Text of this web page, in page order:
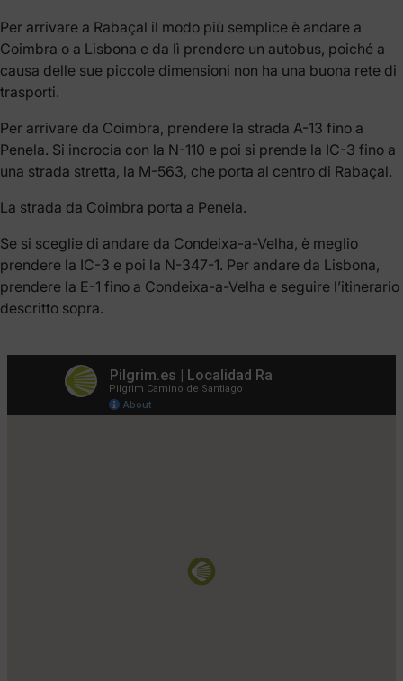
Per arrivare a Rabaçal il modo più semplice è andare a
Coimbra o a Lisbona e da lì prendere un autobus, poiché a
causa delle sue piccole dimensioni non ha una buona rete di
trasporti.
Per arrivare da Coimbra, prendere la strada A-13 fino a
Penela. Si incrocia con la N-110 e poi si prende la IC-3 fino a
una strada stretta, la M-563, che porta al centro di Rabaçal.
La strada da Coimbra porta a Penela.
Se si sceglie di andare da Condeixa-a-Velha, è meglio
prendere la IC-3 e poi la N-347-1. Per andare da Lisbona,
prendere la E-1 fino a Condeixa-a-Velha e seguire l’itinerario
descritto sopra.